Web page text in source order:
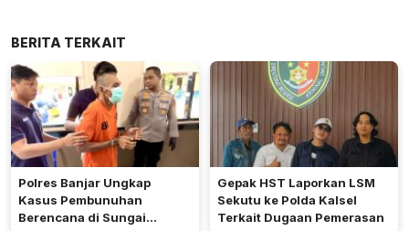
BERITA TERKAIT
Polres Banjar Ungkap
Kasus Pembunuhan
Berencana di Sungai
Gepak HST Laporkan LSM
Sekutu ke Polda Kalsel
Terkait Dugaan Pemerasan